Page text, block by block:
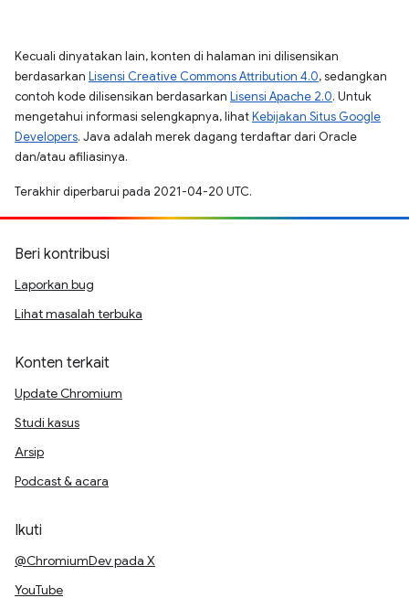
Kecuali dinyatakan lain, konten di halaman ini dilisensikan
berdasarkan Lisensi Creative Commons Attribution 4.0, sedangkan
contoh kode dilisensikan berdasarkan Lisensi Apache 2.0. Untuk
mengetahui informasi selengkapnya, lihatKebijakan Situs Google
Developers. Java adalah merek dagang terdaftar dari Oracle
dan/atau afiliasinya.
Terakhir diperbarui pada 2021-04-20 UTC.
Beri kontribusi
Laporkan bug
Lihat masalah terbuka
Konten terkait
Update Chromium
Studi kasus
Arsip
Podcast & acara
Ikuti
@ChromiumDev pada X
YouTube